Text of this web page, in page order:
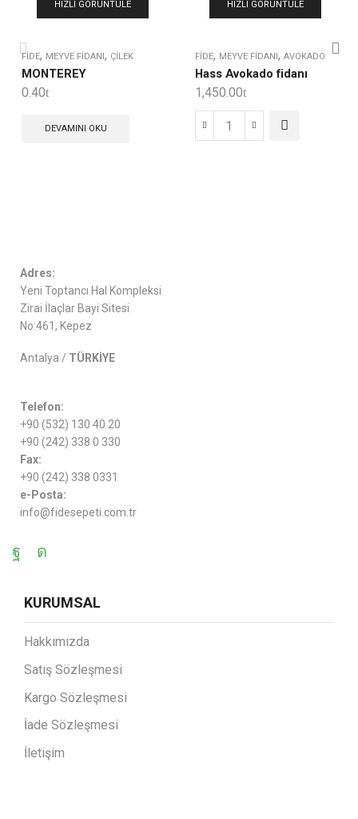
HIZLI GÖRÜNTÜLE
FIDE, MEYVE FIDANI , ÇILEK
MONTEREY
0.40
DEVAMINI OKU
HIZLI GÖRÜNTÜLE
FIDE, MEYVE FIDANI , AVOKADO
Hass Avokado fidanı
1,450.00
Adres:
Yeni Toptancı Hal Kompleksi
Zirai İlaçlar Bayi Sitesi
No:461, Kepez
Antalya / TÜRKİYE
Telefon:
+90 (532) 130 40 20
+90 (242) 338 0 330
Fax:
+90 (242) 338 0331
e-Posta:
info@fidesepeti.com.tr
KURUMSAL
Hakkımızda
Satış Sözleşmesi
Kargo Sözleşmesi
İade Sözleşmesi
İletişim